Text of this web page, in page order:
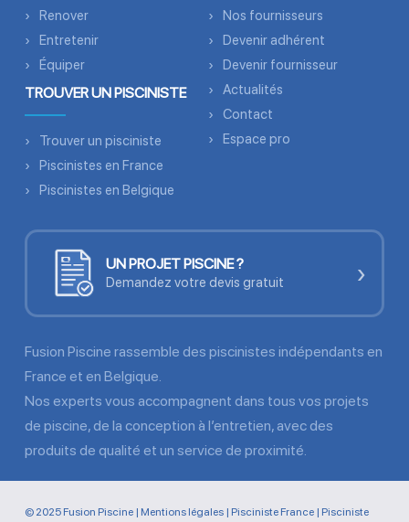
Renover
Entretenir
Équiper
TROUVER UN PISCINISTE
Trouver un pisciniste
Piscinistes en France
Piscinistes en Belgique
Nos fournisseurs
Devenir adhérent
Devenir fournisseur
Actualités
Contact
Espace pro
UN PROJET PISCINE ?
Demandez votre devis gratuit ›
Fusion Piscine rassemble des piscinistes indépendants en
France et en Belgique.
Nos experts vous accompagnent dans tous vos projets
de piscine, de la conception à l’entretien, avec des
produits de qualité et un service de proximité.
© 2025 Fusion Piscine | Mentions légales| Pisciniste France| Pisciniste